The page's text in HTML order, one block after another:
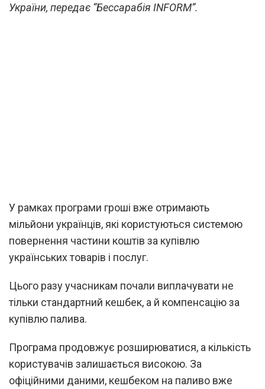
України, передає “Бессарабія INFORM”.
У рамках програми гроші вже отримають
мільйони українців, які користуються системою
повернення частини коштів за купівлю
українських товарів і послуг.
Цього разу учасникам почали виплачувати не
тільки стандартний кешбек, а й компенсацію за
купівлю палива.
Програма продовжує розширюватися, а кількість
користувачів залишається високою. За
офіційними даними, кешбеком на паливо вже